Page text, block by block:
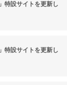
特設サイトを更新し
特設サイトを更新し